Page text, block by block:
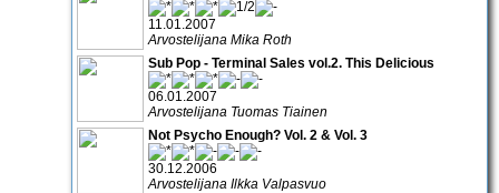
11.01.2007
Arvostelijana Mika Roth
Sub Pop - Terminal Sales vol.2. This Delicious
06.01.2007
Arvostelijana Tuomas Tiainen
Not Psycho Enough? Vol. 2 & Vol. 3
30.12.2006
Arvostelijana Ilkka Valpasvuo